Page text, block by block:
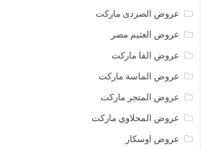
عروض الصردى ماركت
عروض العثيم مصر
عروض الفا ماركت
عروض الماسة ماركت
عروض المتجر ماركت
عروض المحلاوي ماركت
عروض اوسكار